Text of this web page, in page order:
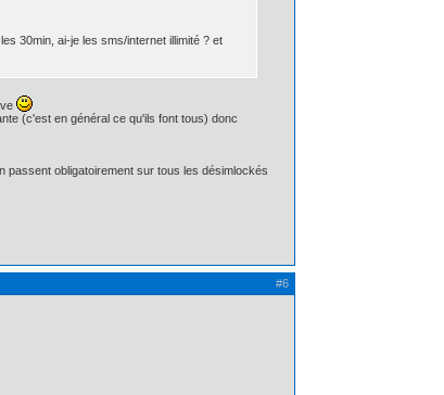
30min, ai-je les sms/internet illimité ? et
(c'est en général ce qu'ils font tous) donc
passent obligatoirement sur tous les désimlockés
#6